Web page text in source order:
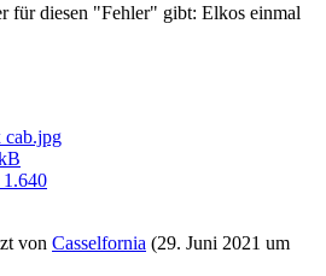
für diesen "Fehler" gibt: Elkos einmal
cab.jpg
von Casselfornia (29. Juni 2021 um